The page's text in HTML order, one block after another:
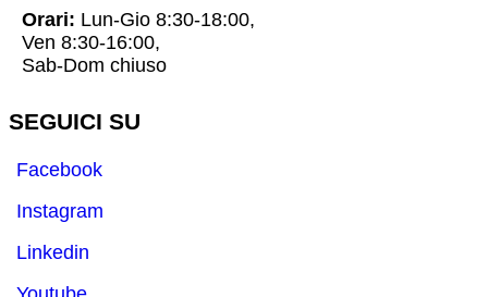
Orari: Lun-Gio 8:30-18:00,
Ven 8:30-16:00,
Sab-Dom chiuso
SEGUICI SU
Facebook
Instagram
Linkedin